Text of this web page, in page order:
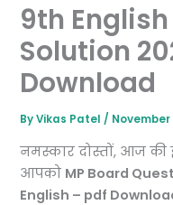
9th
Solution
Download
ByVikas Patel/ November
नमस्कार दोस्तों, आज
आपको MP Board
English – pdf